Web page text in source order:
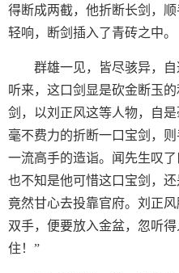
得断成两截，他折断长剑，
轻响，断剑插入了青砖之中。
群雄一见，皆尽骇异，
听来，这口剑显是砍金断玉
剑，以刘正风这等人物，自
毫不费力的折断一口宝剑，
一流高手的造诣。闻先生叹
也不知是他可惜这口宝剑，
竟然甘心去投靠官府。刘正
双手，便要放入金盆，忽听
住！”